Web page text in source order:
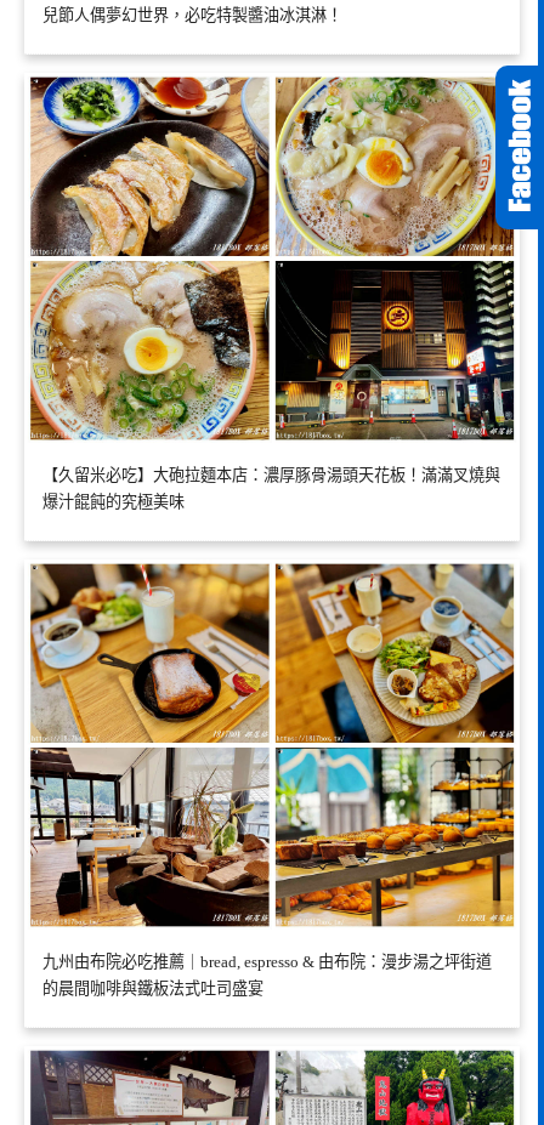
兒節人偶夢幻世界，必吃特製醬油冰淇淋！
【久留米必吃】大砲拉麵本店：濃厚豚骨湯頭天花板！滿滿叉燒與
爆汁餛飩的究極美味
九州由布院必吃推薦｜bread, espresso & 由布院：漫步湯之坪街道
的晨間咖啡與鐵板法式吐司盛宴